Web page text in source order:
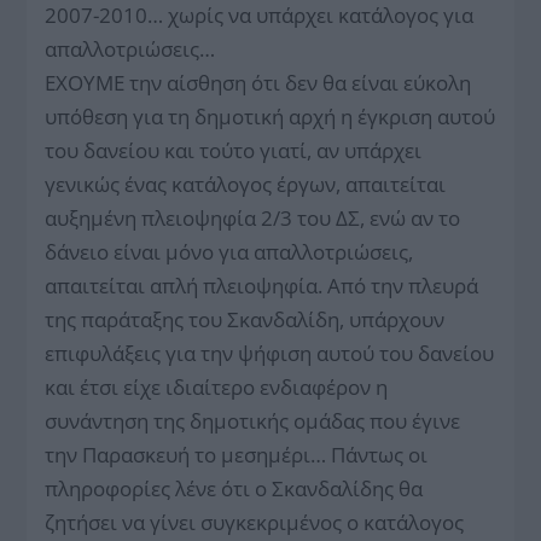
2007-2010… χωρίς να υπάρχει κατάλογος για
απαλλοτριώσεις…
ΕΧΟΥΜΕ την αίσθηση ότι δεν θα είναι εύκολη
υπόθεση για τη δημοτική αρχή η έγκριση αυτού
του δανείου και τούτο γιατί, αν υπάρχει
γενικώς ένας κατάλογος έργων, απαιτείται
αυξημένη πλειοψηφία 2/3 του ΔΣ, ενώ αν το
δάνειο είναι μόνο για απαλλοτριώσεις,
απαιτείται απλή πλειοψηφία. Από την πλευρά
της παράταξης του Σκανδαλίδη, υπάρχουν
επιφυλάξεις για την ψήφιση αυτού του δανείου
και έτσι είχε ιδιαίτερο ενδιαφέρον η
συνάντηση της δημοτικής ομάδας που έγινε
την Παρασκευή το μεσημέρι… Πάντως οι
πληροφορίες λένε ότι ο Σκανδαλίδης θα
ζητήσει να γίνει συγκεκριμένος ο κατάλογος